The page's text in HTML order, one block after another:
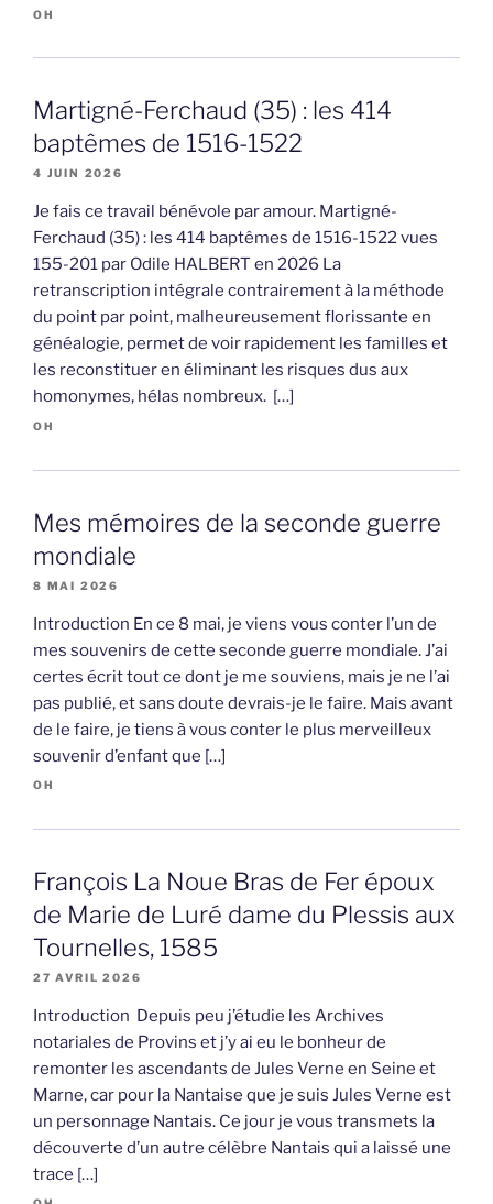
OH
Martigné-Ferchaud (35) : les 414
baptêmes de 1516-1522
4 JUIN 2026
Je fais ce travail bénévole par amour. Martigné-
Ferchaud (35) : les 414 baptêmes de 1516-1522 vues
155-201 par Odile HALBERT en 2026 La
retranscription intégrale contrairement à la méthode
du point par point, malheureusement florissante en
généalogie, permet de voir rapidement les familles et
les reconstituer en éliminant les risques dus aux
homonymes, hélas nombreux. […]
OH
Mes mémoires de la seconde guerre
mondiale
8 MAI 2026
Introduction En ce 8 mai, je viens vous conter l’un de
mes souvenirs de cette seconde guerre mondiale. J’ai
certes écrit tout ce dont je me souviens, mais je ne l’ai
pas publié, et sans doute devrais-je le faire. Mais avant
de le faire, je tiens à vous conter le plus merveilleux
souvenir d’enfant que […]
OH
François La Noue Bras de Fer époux
de Marie de Luré dame du Plessis aux
Tournelles, 1585
27 AVRIL 2026
Introduction Depuis peu j’étudie les Archives
notariales de Provins et j’y ai eu le bonheur de
remonter les ascendants de Jules Verne en Seine et
Marne, car pour la Nantaise que je suis Jules Verne est
un personnage Nantais. Ce jour je vous transmets la
découverte d’un autre célèbre Nantais qui a laissé une
trace […]